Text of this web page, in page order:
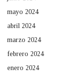
mayo 2024
abril 2024
marzo 2024
febrero 2024
enero 2024